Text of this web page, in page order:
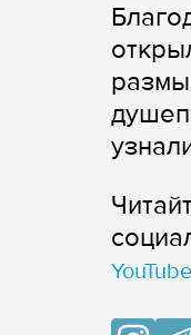
YouTube